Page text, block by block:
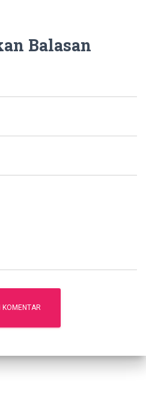
Balasan